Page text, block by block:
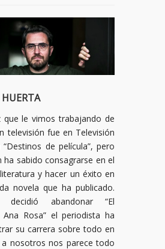
que le vimos trabajando de
televisión fue en Televisión
de película”, pero
ha sabido consagrarse en el
y hacer un éxito en
novela que ha publicado.
decidió abandonar “El
Rosa” el periodista ha
su carrera sobre todo en
nosotros nos parece todo